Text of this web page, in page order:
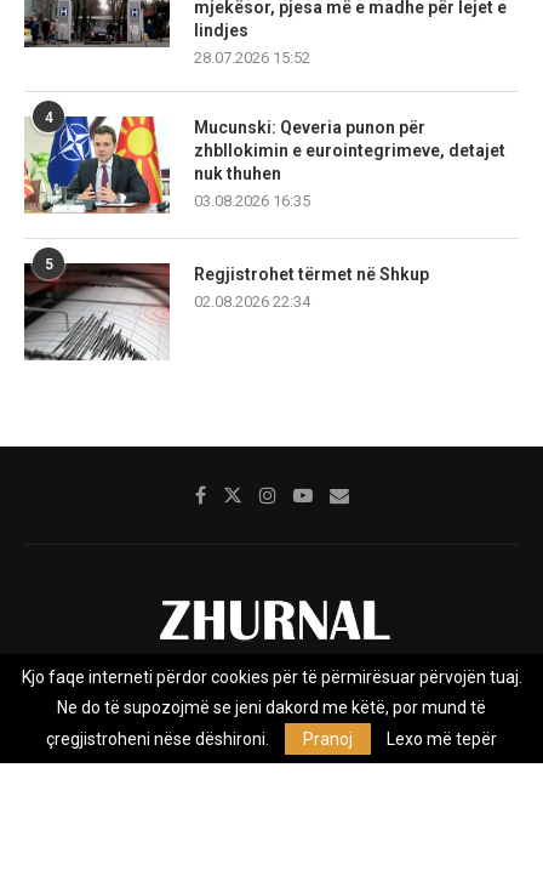
mjekësor, pjesa më e madhe për lejet e
lindjes
28.07.2026 15:52
4
Mucunski: Qeveria punon për
zhbllokimin e eurointegrimeve, detajet
nuk thuhen
03.08.2026 16:35
5
Regjistrohet tërmet në Shkup
02.08.2026 22:34
Rreth nesh Impresumi Marketing
Privacy Policy
Zhurnal.mk është Agjenci e Lajmeve e pavarur, e themeluar në vitin
Kjo faqe interneti përdor cookies për të përmirësuar përvojën tuaj.
Ne do të supozojmë se jeni dakord me këtë, por mund të
çregjistroheni nëse dëshironi.
Pranoj Lexo më tepër